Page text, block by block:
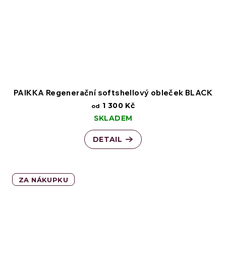
PAIKKA Regenerační softshellový obleček BLACK
od 1 300 Kč
SKLADEM
DETAIL
ZA NÁKUPKU